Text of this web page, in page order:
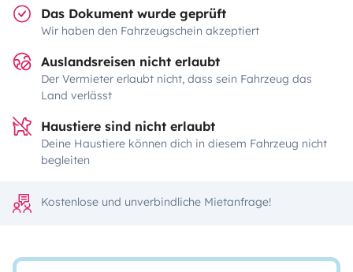
Das Dokument wurde geprüft
Wir haben den Fahrzeugschein akzeptiert
Auslandsreisen nicht erlaubt
Der Vermieter erlaubt nicht, dass sein Fahrzeug das
Land verlässt
Haustiere sind nicht erlaubt
Deine Haustiere können dich in diesem Fahrzeug nicht
begleiten
Kostenlose und unverbindliche Mietanfrage!